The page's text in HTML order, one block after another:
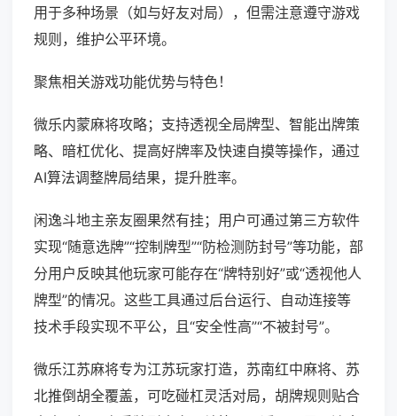
用于多种场景（如与好友对局），但需注意遵守游戏
规则，维护公平环境。
聚焦相关游戏功能优势与特色！
微乐内蒙麻将攻略；支持透视全局牌型、智能出牌策
略、暗杠优化、提高好牌率及快速自摸等操作，通过
AI算法调整牌局结果，提升胜率。
闲逸斗地主亲友圈果然有挂；用户可通过第三方软件
实现“随意选牌”“控制牌型”“防检测防封号”等功能，部
分用户反映其他玩家可能存在“牌特别好”或“透视他人
牌型”的情况。这些工具通过后台运行、自动连接等
技术手段实现不平公，且“安全性高”“不被封号”。
微乐江苏麻将专为江苏玩家打造，苏南红中麻将、苏
北推倒胡全覆盖，可吃碰杠灵活对局，胡牌规则贴合